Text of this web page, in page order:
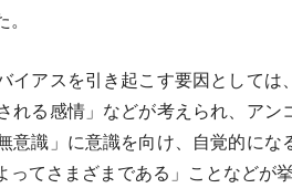
イアスを引き起こす要因として
れる感情」などが考えられ、アン
意識」に意識を向け、自覚的にな
ってさまざまである」ことなどが